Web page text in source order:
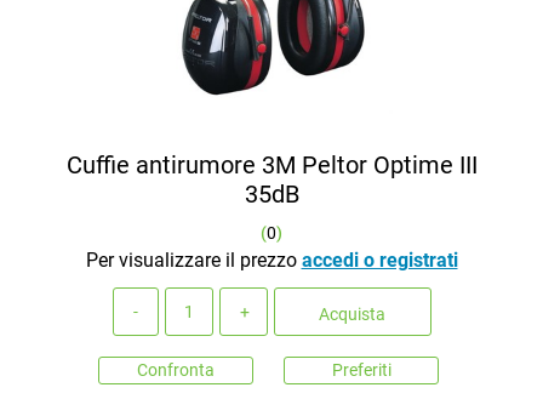
Cuffie antirumore 3M Peltor Optime III
35dB
(0)
Per visualizzare il prezzo accedi o registrati
Acquista
Confronta Preferiti